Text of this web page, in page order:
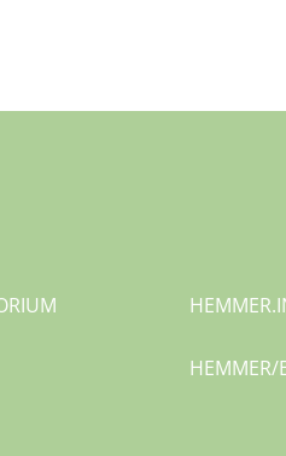
HEMMER.
HEMMER/